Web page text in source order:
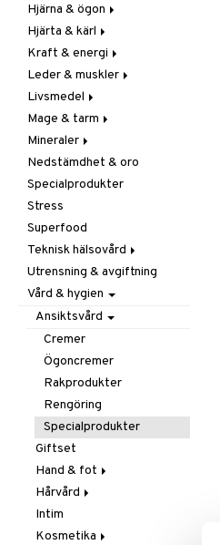
Övriga
Sex & lust
Skelett
Urinvägar
Prostata
Sex & lust
Förebyggande &
lindrande
Hostdämpande
Öron, näsa & hals
Övriga
Virushämmande
Vitlök
Hår
Kosttillskott
Sol & pigment
Hjärna & ögon
Fettsyror
Minne
Ögon
Hjärta & kärl
Ginkgo biloba
Kärlstärkande
Kolesterolsänkande
Marina fettsyror
Veg fettsyror
Kraft & energi
Ginseng
Övriga
Prestation
Q-10
Rosenrot
Schizandra
Leder & muskler
Kosttillskott
Utvärtes
Livsmedel
Bars
Choklad
Diverse
Drycker
Förvaring
Frukt, frö & nötter
Groddning
Kokos
Kryddor & buljong
Mjöl & bak
Nöt-& fröpasta
Olja & fett
Raw Food
Snacks
Sötning
Te
Mage & tarm
Drycker
Fibrer
Matsmältning
Syrareglerande
Tarm
Utrensning
Mineraler
Järn
Kalcium
Krom
Magnesium
Multimineraler
Övriga
Selen
Zink
Nedstämdhet & oro
Specialprodukter
Stress
Superfood
Teknisk hälsovård
Ljusterapi
Luftfuktare
Massage
Övrigt
Smärtlindring
Utrensning & avgiftning
Vård & hygien
Ansiktsvård
Cremer
Ögoncremer
Rakprodukter
Rengöring
Specialprodukter
Giftset
Hand & fot
Fotvård
Handvård
Tillbehör
Hårvård
Balsam
Schampo
Intim
Kosmetika